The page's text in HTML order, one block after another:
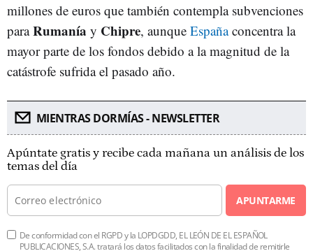
millones de euros que también contempla subvenciones
paraRumanía y Chipre, aunque Españaconcentra la
mayor parte de los fondos debido a la magnitud de la
catástrofe sufrida el pasado año.
MIENTRAS DORMÍAS - NEWSLETTER
Apúntate gratis y recibe cada mañana un análisis de los
temas del día
APUNTARME
De conformidad con el RGPD y la LOPDGDD, EL LEÓN DE EL ESPAÑOL
PUBLICACIONES, S.A. tratará los datos facilitados con la finalidad de remitirle